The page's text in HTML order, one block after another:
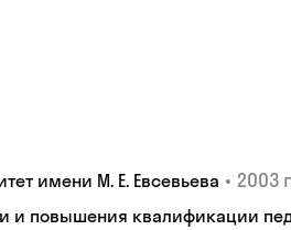
имени М. Е. Евсевьева • 2003
и повышения квалификации